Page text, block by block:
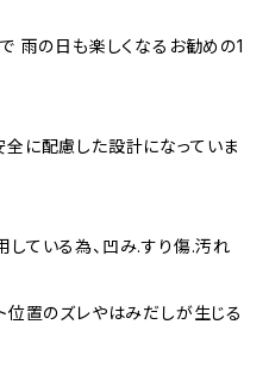
雨の日も楽しくなるお勧めの1
に配慮した設計になっていま
ている為、凹み.すり傷.汚れ
位置のズレやはみだしが生じる